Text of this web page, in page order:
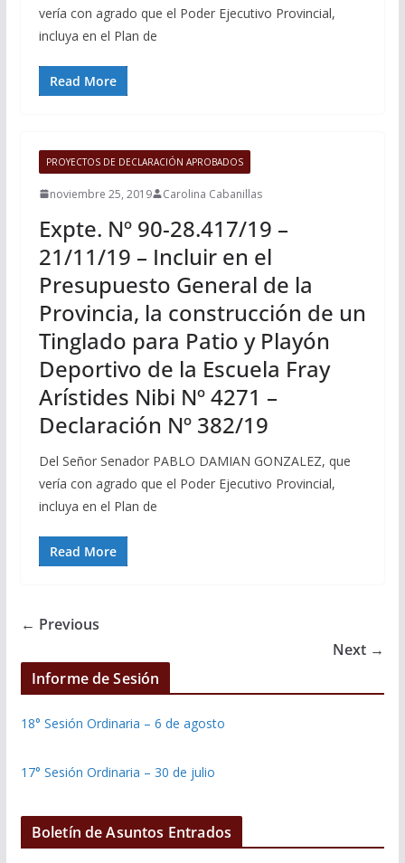
vería con agrado que el Poder Ejecutivo Provincial,
incluya en el Plan de
Read More
PROYECTOS DE DECLARACIÓN APROBADOS
noviembre 25, 2019 Carolina Cabanillas
Expte. Nº 90-28.417/19 –
21/11/19 – Incluir en el
Presupuesto General de la
Provincia, la construcción de un
Tinglado para Patio y Playón
Deportivo de la Escuela Fray
Arístides Nibi Nº 4271 –
Declaración Nº 382/19
Del Señor Senador PABLO DAMIAN GONZALEZ, que
vería con agrado que el Poder Ejecutivo Provincial,
incluya en el Plan de
Read More
← Previous
Next →
Informe de Sesión
18° Sesión Ordinaria – 6 de agosto
17° Sesión Ordinaria – 30 de julio
Boletín de Asuntos Entrados